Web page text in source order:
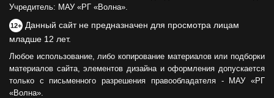
Учредитель: МАУ «РГ «Волна».
12+ Данный сайт не предназначен для просмотра лицам
младше 12 лет.
Любое использование, либо копирование материалов или подборки
материалов сайта, элементов дизайна и оформления допускается
только с письменного разрешения правообладателя - МАУ «РГ
«Волна».